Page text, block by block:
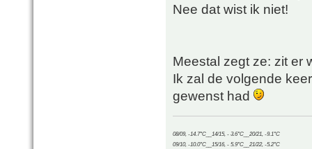
Nee dat wist ik niet!
Meestal zegt ze: zit er
Ik zal de volgende
gewenst had
08/09, -14.7°C__14/15, - 3.6°C__20/21, -9.1°C
09/10, -10.0°C__15/16, - 5.9°C__21/22, -5.2°C